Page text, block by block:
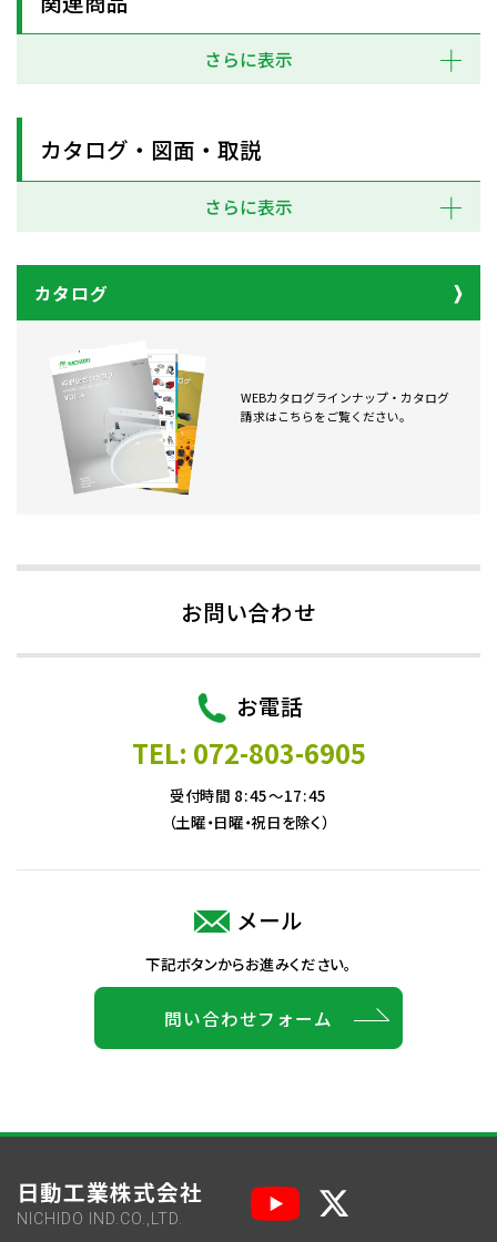
さらに表示
カタログ・図面・取説
さらに表示
カタログ
WEBカタログラインナップ・カタログ
請求はこちらをご覧ください。
お問い合わせ
お電話
TEL: 072-803-6905
受付時間 8:45～17:45
（土曜・日曜・祝日を除く）
メール
下記ボタンからお進みください。
問い合わせフォーム
日動工業株式会社
NICHIDO IND.CO.,LTD.